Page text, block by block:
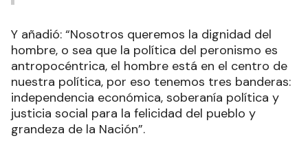
Y añadió: “Nosotros queremos la dignidad del
hombre, o sea que la política del peronismo es
antropocéntrica, el hombre está en el centro de
nuestra política, por eso tenemos tres banderas:
independencia económica, soberanía política y
justicia social para la felicidad del pueblo y
grandeza de la Nación”.